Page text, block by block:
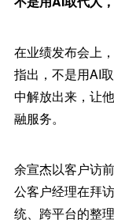
在业绩发布会上
指出，不是用AI
中解放出来，让
融服务。
余宣杰以客户访
公客户经理在拜
统、跨平台的整